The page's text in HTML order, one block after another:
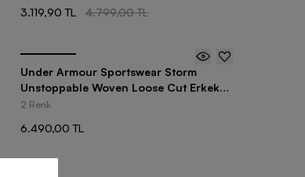
3.119,90 TL 4.799,00 TL
Under Armour Sportswear Storm
Unstoppable Woven Loose Cut Erkek
Eşofman Altı
2 Renk
6.490,00 TL